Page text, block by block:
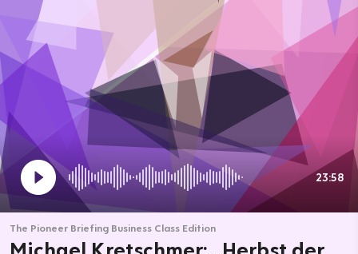
23:58
The Pioneer Briefing Business Class Edition